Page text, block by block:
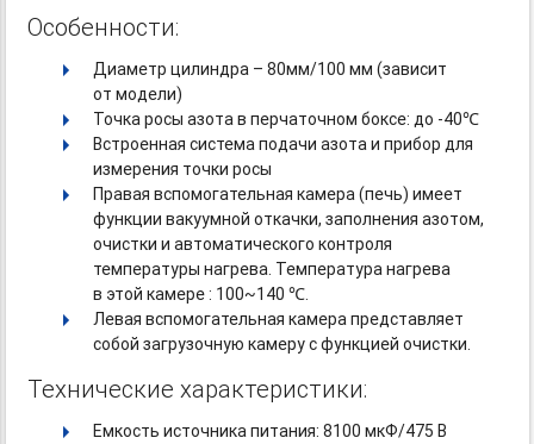
Особенности:
Диаметр цилиндра – 80мм/100 мм (зависит
от модели)
Точка росы азота в перчаточном боксе: до -40℃
Встроенная система подачи азота и прибор для
измерения точки росы
Правая вспомогательная камера (печь) имеет
функции вакуумной откачки, заполнения азотом,
очистки и автоматического контроля
температуры нагрева. Температура нагрева
в этой камере : 100~140 ℃.
Левая вспомогательная камера представляет
собой загрузочную камеру с функцией очистки.
Технические характеристики:
Емкость источника питания: 8100 мкФ/475 В